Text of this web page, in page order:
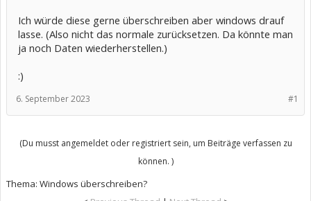
Ich würde diese gerne überschreiben aber windows drauf
lasse. (Also nicht das normale zurücksetzen. Da könnte man
ja noch Daten wiederherstellen.)
:)
#1
6. September 2023
(Du musst angemeldet oder registriert sein, um Beiträge verfassen zu
können. )
Thema: Windows überschreiben?